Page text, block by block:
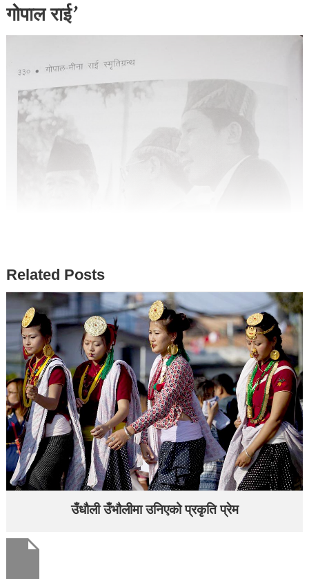
गोपाल राई’
Related Posts
उँधौली उँभौलीमा उनिएको प्रकृति प्रेम